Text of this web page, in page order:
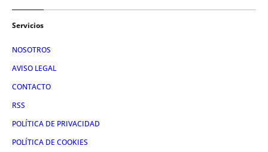
Servicios
NOSOTROS
AVISO LEGAL
CONTACTO
RSS
POLÍTICA DE PRIVACIDAD
POLÍTICA DE COOKIES